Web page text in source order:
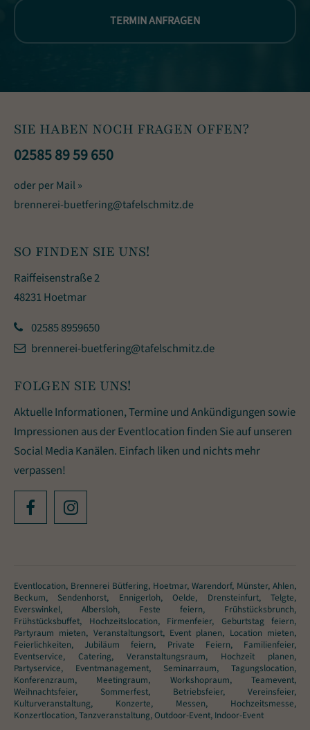
TERMIN ANFRAGEN
SIE HABEN NOCH FRAGEN OFFEN?
02585 89 59 650
oder per Mail »
brennerei-buetfering@tafelschmitz.de
SO FINDEN SIE UNS!
Raiffeisenstraße 2
48231 Hoetmar
02585 8959650
brennerei-buetfering@tafelschmitz.de
FOLGEN SIE UNS!
Aktuelle Informationen, Termine und Ankündigungen sowie
Impressionen aus der Eventlocation finden Sie auf unseren
Social Media Kanälen. Einfach liken und nichts mehr
verpassen!
Eventlocation, Brennerei Bütfering, Hoetmar, Warendorf, Münster, Ahlen,
Beckum, Sendenhorst, Ennigerloh, Oelde, Drensteinfurt, Telgte,
Everswinkel, Albersloh, Feste feiern, Frühstücksbrunch,
Frühstücksbuffet, Hochzeitslocation, Firmenfeier, Geburtstag feiern,
Partyraum mieten, Veranstaltungsort, Event planen, Location mieten,
Feierlichkeiten, Jubiläum feiern, Private Feiern, Familienfeier,
Eventservice, Catering, Veranstaltungsraum, Hochzeit planen,
Partyservice, Eventmanagement, Seminarraum, Tagungslocation,
Konferenzraum, Meetingraum, Workshopraum, Teamevent,
Weihnachtsfeier, Sommerfest, Betriebsfeier, Vereinsfeier,
Kulturveranstaltung, Konzerte, Messen, Hochzeitsmesse,
Konzertlocation, Tanzveranstaltung, Outdoor-Event, Indoor-Event